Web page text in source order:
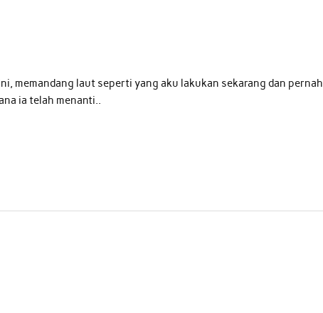
memandang laut seperti yang aku lakukan sekarang dan pernah
ia telah menanti..